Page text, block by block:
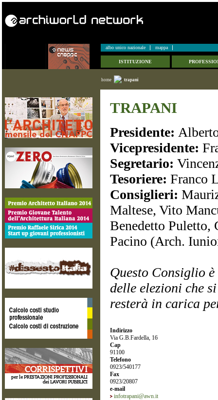
albo unico nazionale mappa
ISTITUZIONE
home trapani
TRAPANI
Presidente:
Vicepresidente:
Segretario:
Tesoriere: Franco
Consiglieri:
Maltese, Vito
Benedetto Puletto,
Pacino (Arch.
Questo Consiglio
delle elezioni che
resterà in carica
Indirizzo
Via G.B.Fardella, 16
Cap
91100
Telefono
0923/540177
Fax
0923/20807
e-mail
infotrapani@awn.it